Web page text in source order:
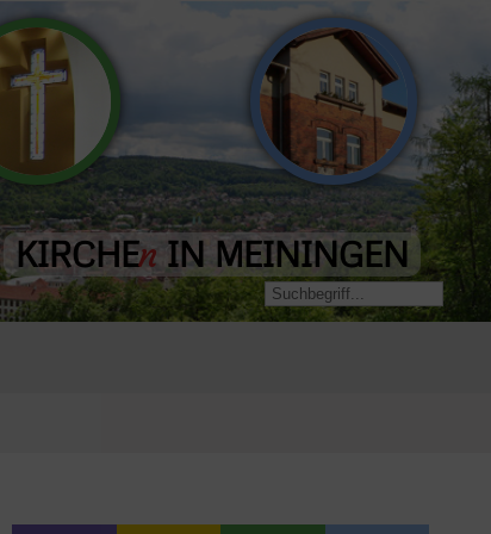
Evangelisch-
Freikirchliche
Gemeinde
Landeskirchliche
Gemeinschaft
KIRCHEn IN MEININGEN